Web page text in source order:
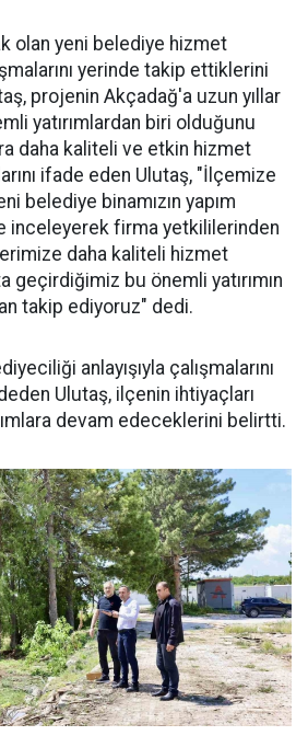
olan yeni belediye hizmet
yerinde takip ettiklerini
projenin Akçadağ'a uzun yıllar
yatırımlardan biri olduğunu
daha kaliteli ve etkin hizmet
ifade eden Ulutaş, "İlçemize
belediye binamızın yapım
inceleyerek firma yetkililerinden
daha kaliteli hizmet
geçirdiğimiz bu önemli yatırımın
takip ediyoruz" dedi.
anlayışıyla çalışmalarını
Ulutaş, ilçenin ihtiyaçları
devam edeceklerini belirtti.